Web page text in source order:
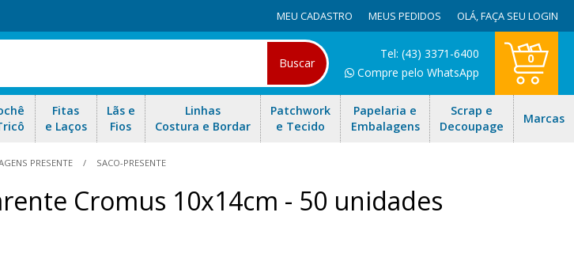
MEU CADASTRO MEUS PEDIDOS OLÁ,FAÇA SEU LOGIN
Buscar
Tel: (43) 3371-6400
Compre pelo WhatsApp
0
Fitas
e Laços
Lãs e
Fios
Linhas
Costura e Bordar
Patchwork
e Tecido
Papelaria e
Embalagens
Scrap e
Decoupage
Marcas
PRESENTE SACO-PRESENTE
Cromus 10x14cm - 50 unidades